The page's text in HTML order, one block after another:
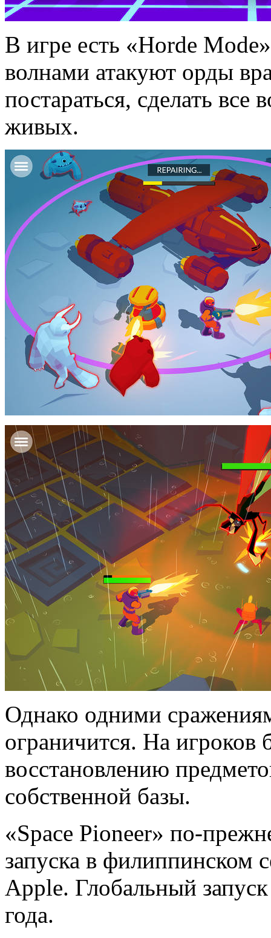
В игре есть «Horde
волнами атакуют орды
постараться, сделать все
живых.
Однако одними
ограничится. На игроков
восстановлению
собственной базы.
«Space Pioneer» по-
запуска в филиппинском
Apple. Глобальный
года.